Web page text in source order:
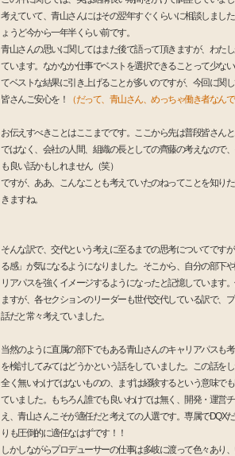
考えていて、青山さんにはその翌年すぐくらいに相談しまし
ょうど今から一年半くらい前です。
青山さんの思いに関してはまた後で語って頂きますが、わた
ています。なかなか仕事でベストを選択できることって少な
てベストな結果に引き上げることが多いのですが、今回に関
皆さんご安心を！
（だって、青山さん、めっちゃ働き者なんで
お伝えすべきことはここまでです。ここから先は普段皆さん
ではなく、会社の人間、組織の長としての齊藤の考えなので
も良い話かもしれません（笑）
ですが、ああ、こんなことも考えていたのねってことを知り
きますね。
そんな訳で、交代という考えに至るまでの思考についてです
る感」が気になるようになりました。そこから、自分の部下
リアパスを強くイメージするようになったと記憶しています
ますが、各セクションのリーダーも世代交代している訳で、
話だと常々考えていました。
当然のように直属の部下でもある青山さんのキャリアパスも
を検討してみてはどうかという話をしていました。この話を
全く無いわけではないものの、まずは経験するという意味で
ていました。もちろん誰でも良いわけでは無く、開発・運営
え、青山さんこそが適任だと考えての人選です。専属でDQX
りも圧倒的に適任なはずです！！
しかしながらプロデューサーの仕事は多岐に渡って色々あり